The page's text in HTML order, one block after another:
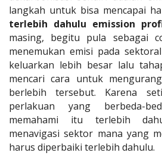
langkah untuk bisa mencapai
terlebih dahulu emission
masing, begitu pula sebagai
menemukan emisi pada
keluarkan lebih besar lalu
mencari cara untuk
berlebih tersebut. Karena
perlakuan yang berbeda-
memahami itu terlebih
menavigasi sektor mana yang
harus diperbaiki terlebih dahulu.